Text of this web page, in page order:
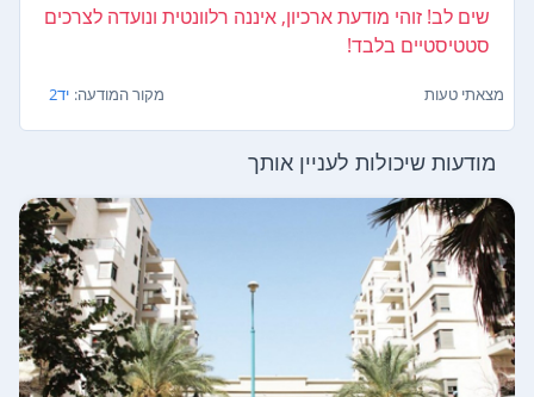
שים לב! זוהי מודעת ארכיון, איננה רלוונטית ונועדה לצרכים
סטטיסטיים בלבד!
מצאתי טעות מקור המודעה: יד2
מודעות שיכולות לעניין אותך